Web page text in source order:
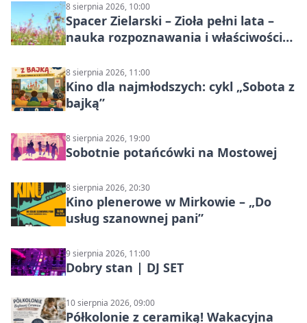
8 sierpnia 2026, 10:00
Spacer Zielarski – Zioła pełni lata –
nauka rozpoznawania i właściwości
8 sierpnia 2026, 11:00
Kino dla najmłodszych: cykl „Sobota z
bajką”
8 sierpnia 2026, 19:00
Sobotnie potańcówki na Mostowej
8 sierpnia 2026, 20:30
Kino plenerowe w Mirkowie – „Do
usług szanownej pani”
9 sierpnia 2026, 11:00
Dobry stan | DJ SET
10 sierpnia 2026, 09:00
Półkolonie z ceramiką! Wakacyjna